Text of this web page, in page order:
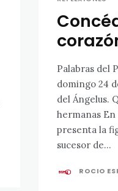
Palabras del
domingo 24
del Ángelus. Queridos hermanos y
hermanas
presenta la
sucesor de...
ROCIO